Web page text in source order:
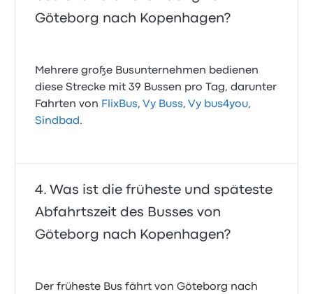
Göteborg nach Kopenhagen?
Mehrere große Busunternehmen bedienen
diese Strecke mit 39 Bussen pro Tag, darunter
Fahrten von FlixBus,Vy Buss,Vy bus4you,
Sindbad .
Was ist die früheste und späteste
Abfahrtszeit des Busses von
Göteborg nach Kopenhagen?
Der früheste Bus fährt von Göteborg nach